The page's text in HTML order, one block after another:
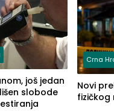
još jedan
slobode
Crna
Novi